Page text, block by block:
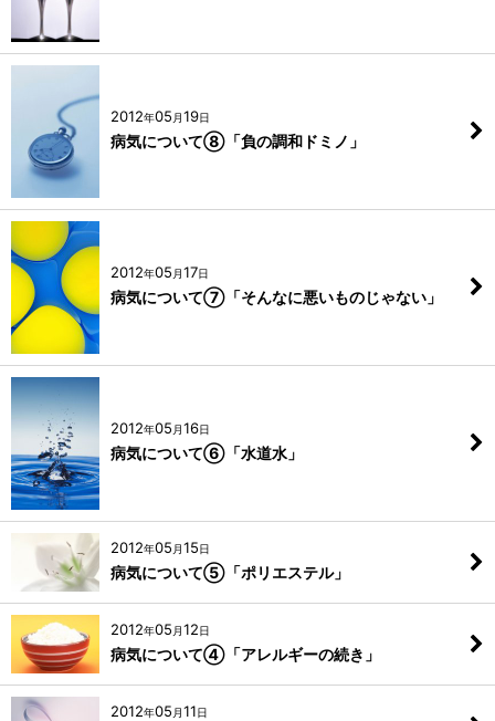
2012年05 月19日
病気について⑧「負の調和ドミノ」
2012年05 月17日
病気について⑦「そんなに悪いものじゃない」
2012年05 月16日
病気について⑥「水道水」
2012年05 月15日
病気について⑤「ポリエステル」
2012年05 月12日
病気について④「アレルギーの続き」
2012年05 月11日